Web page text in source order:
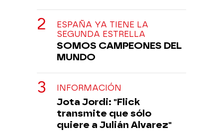
ESPAÑA YA TIENE LA
SEGUNDA ESTRELLA
SOMOS CAMPEONES DEL
MUNDO
INFORMACIÓN
Jota Jordi: "Flick
transmite que sólo
quiere a Julián Alvarez"